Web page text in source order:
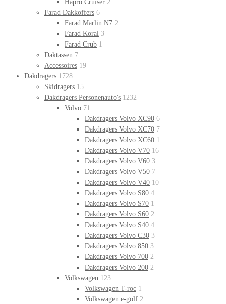
Hapro Cruiser 2
Farad Dakkoffers 6
Farad Marlin N7 2
Farad Koral 3
Farad Crub 1
Daktassen 7
Accessoires 19
Dakdragers 1728
Skidragers 15
Dakdragers Personenauto's 1232
Volvo 71
Dakdragers Volvo XC90 6
Dakdragers Volvo XC70 7
Dakdragers Volvo XC60 1
Dakdragers Volvo V70 16
Dakdragers Volvo V60 3
Dakdragers Volvo V50 7
Dakdragers Volvo V40 10
Dakdragers Volvo S80 4
Dakdragers Volvo S70 1
Dakdragers Volvo S60 2
Dakdragers Volvo S40 4
Dakdragers Volvo C30 3
Dakdragers Volvo 850 3
Dakdragers Volvo 700 2
Dakdragers Volvo 200 2
Volkswagen 123
Volkswagen T-roc 1
Volkswagen e-golf 2